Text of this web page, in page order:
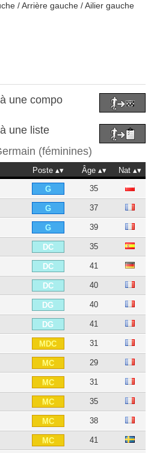
/ Arrière gauche / Ailier gauche
une compo
une liste
(féminines)
Poste Âge
Nat
G 35
G 37
G 39
DC 35
DC 41
DC 40
DG 40
DG 41
MDC 31
MC 29
MC 31
MC 35
MC 38
MC 41